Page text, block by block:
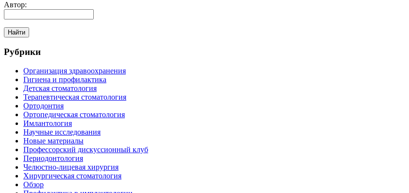
Автор:
Найти
Рубрики
Организация здравоохранения
Гигиена и профилактика
Детская стоматология
Терапевтическая стоматология
Ортодонтия
Ортопедическая стоматология
Имлантология
Научные исследования
Новые материалы
Профессорский дискуссионный клуб
Периодонтология
Челюстно-лицевая хирургия
Хирургическая стоматология
Обзор